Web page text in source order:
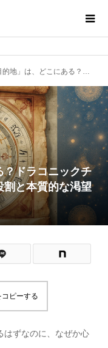
ある？ドラコニックチャートが解き明かす、地上の役割と本質的な渇望の「連結監査」
？ドラコニックチ
割と本質的な渇望
ピーする
はずなのに、なぜか心